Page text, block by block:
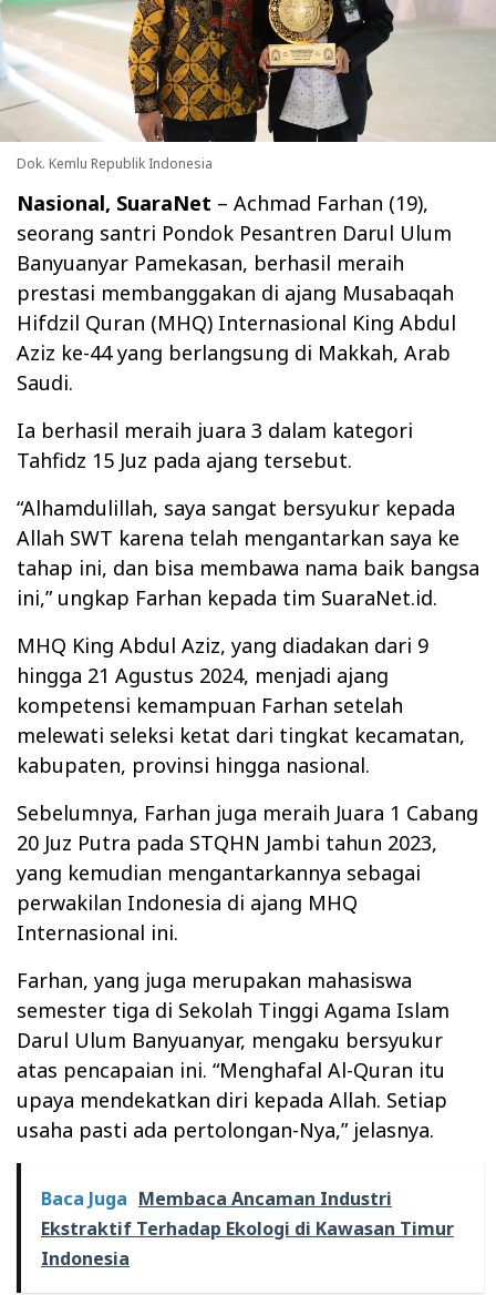
Dok. Kemlu Republik Indonesia
Nasional, SuaraNet – Achmad Farhan (19),
seorang santri Pondok Pesantren Darul Ulum
Banyuanyar Pamekasan, berhasil meraih
prestasi membanggakan di ajang Musabaqah
Hifdzil Quran (MHQ) Internasional King Abdul
Aziz ke-44 yang berlangsung di Makkah, Arab
Saudi.
Ia berhasil meraih juara 3 dalam kategori
Tahfidz 15 Juz pada ajang tersebut.
“Alhamdulillah, saya sangat bersyukur kepada
Allah SWT karena telah mengantarkan saya ke
tahap ini, dan bisa membawa nama baik bangsa
ini,” ungkap Farhan kepada tim SuaraNet.id.
MHQ King Abdul Aziz, yang diadakan dari 9
hingga 21 Agustus 2024, menjadi ajang
kompetensi kemampuan Farhan setelah
melewati seleksi ketat dari tingkat kecamatan,
kabupaten, provinsi hingga nasional.
Sebelumnya, Farhan juga meraih Juara 1 Cabang
20 Juz Putra pada STQHN Jambi tahun 2023,
yang kemudian mengantarkannya sebagai
perwakilan Indonesia di ajang MHQ
Internasional ini.
Farhan, yang juga merupakan mahasiswa
semester tiga di Sekolah Tinggi Agama Islam
Darul Ulum Banyuanyar, mengaku bersyukur
atas pencapaian ini. “Menghafal Al-Quran itu
upaya mendekatkan diri kepada Allah. Setiap
usaha pasti ada pertolongan-Nya,” jelasnya.
Baca Juga Membaca Ancaman Industri
Ekstraktif Terhadap Ekologi di Kawasan Timur
Indonesia